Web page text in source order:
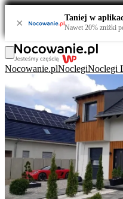
× Taniej w
Nawet 20% zniżki
Nocowanie.plNoclegiNoclegi